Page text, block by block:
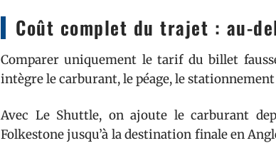
Coût complet du trajet : au-
Comparer uniquement le tarif du billet
intègre le carburant, le péage, le
Avec Le Shuttle, on ajoute le carburant
Folkestone jusqu’à la destination finale en